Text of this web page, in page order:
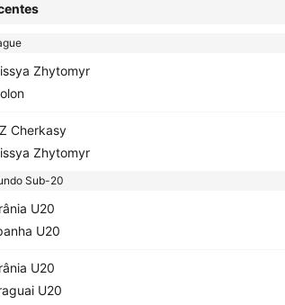
Zhytomyr
Cherkasy
Zhytomyr
Sub-20
U20
U20
U20
U20